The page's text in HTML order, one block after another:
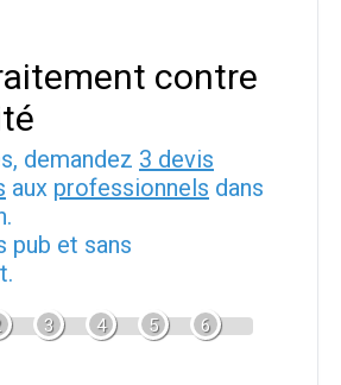
contre
demandez 3 devis
aux professionnels dans
pub et sans
3 4 5 6